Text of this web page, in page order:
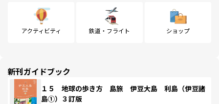
アクティビティ 鉄道・フライト ショップ
新刊ガイドブック
１５ 地球の歩き方 島旅 伊豆大島 利島（伊豆諸
島①）３訂版